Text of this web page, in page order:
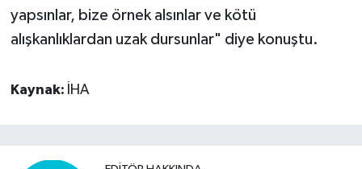
yapsınlar, bize örnek alsınlar ve kötü
alışkanlıklardan uzak dursunlar" diye konuştu.
Kaynak: İHA